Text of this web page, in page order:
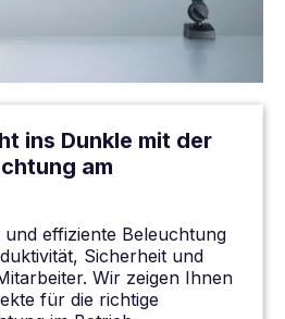
ins Dunkle mit der
am
und effiziente Beleuchtung
Sicherheit und
Wir zeigen Ihnen
für die richtige